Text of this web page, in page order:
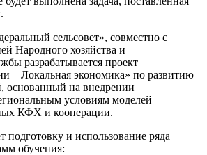
сельсовет», совместно с
Народного хозяйства и
разрабатывается проект
– Локальная экономика» по развитию
основанный на внедрении
условиям моделей
КФХ и кооперации.
подготовку и использование ряда
обучения: